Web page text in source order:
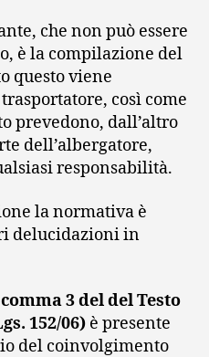
che non può essere
è la compilazione del
questo viene
così come
prevedono, dall’altro
dell’albergatore,
responsabilità.
la normativa è
delucidazioni in
3 del del Testo
152/06) è presente
del coinvolgimento